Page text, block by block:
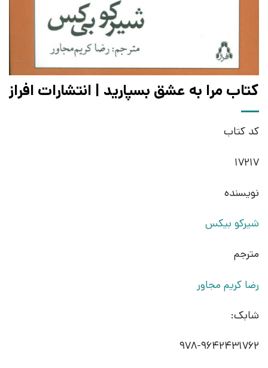
کتاب مرا به عشق بسپارید | انتشارات افراز
کد کتاب
17217
نویسنده
شیرکو بیکس
مترجم
رضا کریم مجاور
شابک:
978-9642431762